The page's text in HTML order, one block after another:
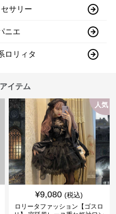
サリー
ニエ
ロリィタ
イテム
人気
¥9,080 (税込)
ロリータファッション【ゴスロ